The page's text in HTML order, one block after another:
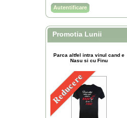
Promotia Lunii
Parca altfel intra vinul cand e
Nasu si cu Finu
Reducere